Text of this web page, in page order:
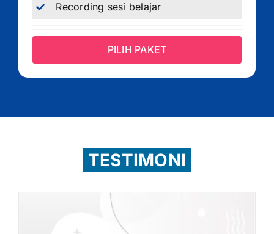
Recording sesi belajar
PILIH PAKET
TESTIMONI